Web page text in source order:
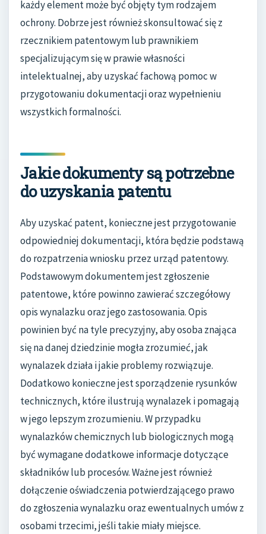
każdy element może być objęty tym rodzajem
ochrony. Dobrze jest również skonsultować się z
rzecznikiem patentowym lub prawnikiem
specjalizującym się w prawie własności
intelektualnej, aby uzyskać fachową pomoc w
przygotowaniu dokumentacji oraz wypełnieniu
wszystkich formalności.
Jakie dokumenty są potrzebne
do uzyskania patentu
Aby uzyskać patent, konieczne jest przygotowanie
odpowiedniej dokumentacji, która będzie podstawą
do rozpatrzenia wniosku przez urząd patentowy.
Podstawowym dokumentem jest zgłoszenie
patentowe, które powinno zawierać szczegółowy
opis wynalazku oraz jego zastosowania. Opis
powinien być na tyle precyzyjny, aby osoba znająca
się na danej dziedzinie mogła zrozumieć, jak
wynalazek działa i jakie problemy rozwiązuje.
Dodatkowo konieczne jest sporządzenie rysunków
technicznych, które ilustrują wynalazek i pomagają
w jego lepszym zrozumieniu. W przypadku
wynalazków chemicznych lub biologicznych mogą
być wymagane dodatkowe informacje dotyczące
składników lub procesów. Ważne jest również
dołączenie oświadczenia potwierdzającego prawo
do zgłoszenia wynalazku oraz ewentualnych umów z
osobami trzecimi, jeśli takie miały miejsce.